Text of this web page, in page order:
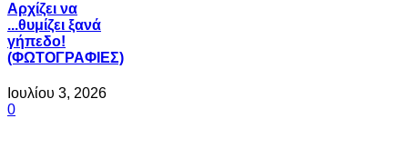
Αρχίζει να
...θυμίζει ξανά
γήπεδο!
(ΦΩΤΟΓΡΑΦΙΕΣ)
Ιουλίου 3, 2026
0